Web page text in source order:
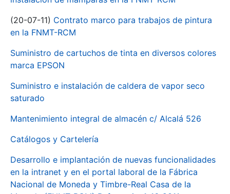
(20-07-11) Contrato marco para trabajos de pintura
en la FNMT-RCM
Suministro de cartuchos de tinta en diversos colores
marca EPSON
Suministro e instalación de caldera de vapor seco
saturado
Mantenimiento integral de almacén c/ Alcalá 526
Catálogos y Cartelería
Desarrollo e implantación de nuevas funcionalidades
en la intranet y en el portal laboral de la Fábrica
Nacional de Moneda y Timbre-Real Casa de la